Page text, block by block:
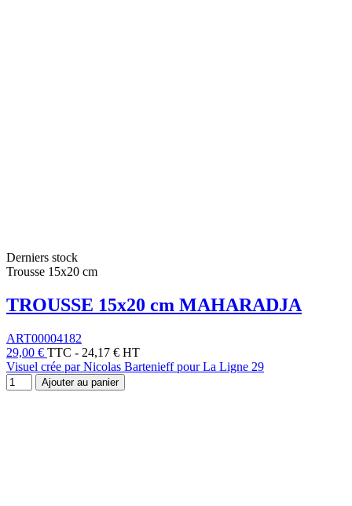
Derniers stock
Trousse 15x20 cm
TROUSSE 15x20 cm MAHARADJA
ART00004182
29,00 € TTC - 24,17 € HT
Visuel crée par Nicolas Bartenieff pour La Ligne 29
Ajouter au panier